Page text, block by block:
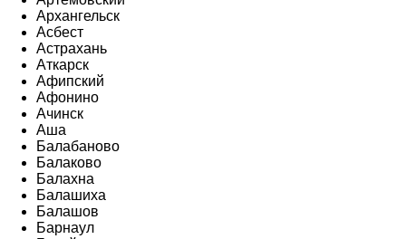
Архангельск
Асбест
Астрахань
Аткарск
Афипский
Афонино
Ачинск
Аша
Балабаново
Балаково
Балахна
Балашиха
Балашов
Барнаул